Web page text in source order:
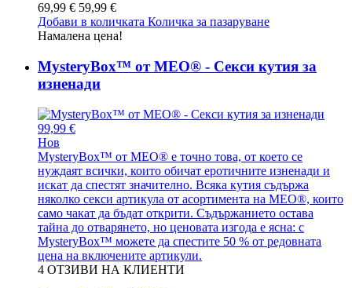
69,99 € 59,99 €
Добави в количката Количка за пазаруване
Намалена цена!
MysteryBox™ от MEO® - Секси кутия за
изненади
99,99 €
Нов
MysteryBox™ от MEO® е точно това, от което се
нуждаят всички, които обичат еротичните изненади и
искат да спестят значително. Всяка кутия съдържа
няколко секси артикула от асортимента на MEO®, които
само чакат да бъдат открити. Съдържанието остава
тайна до отварянето, но ценовата изгода е ясна: с
MysteryBox™ можете да спестите 50 % от редовната
цена на включените артикули.
4 ОТЗИВИ НА КЛИЕНТИ